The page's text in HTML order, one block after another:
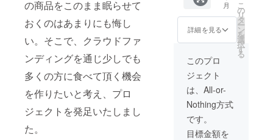
の商品をこのまま眠らせて
おくのはあまりにも悔し
い。そこで、クラウドファ
ンディングを通じ少しでも
多くの方に食べて頂く機会
を作りたいと考え、プロ
ジェクトを発足いたしまし
た。
牛めし
×4個
（通常
より1個
多く入
りま
す）
月
詳細を見る
こ
の
リ
タ
ー
ン
を
選
択
す
る
このプロ
ジェクト
は、All-or-
Nothing方式
です。
目標金額を